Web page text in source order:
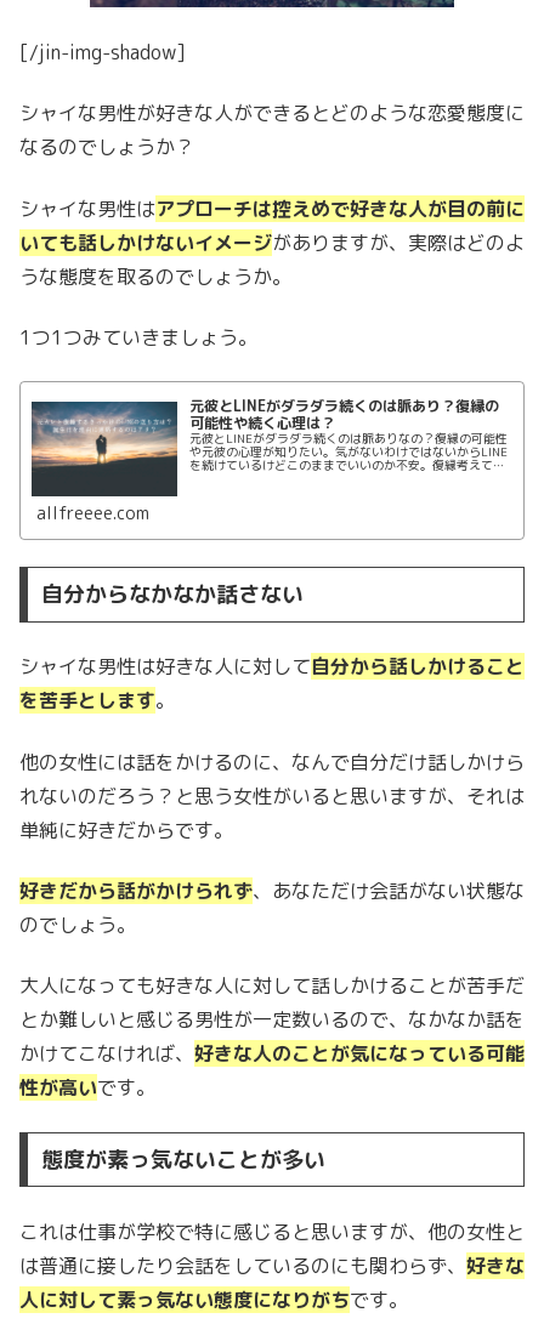
[/jin-img-shadow]
シャイな男性が好きな人ができるとどのような恋愛態度に
なるのでしょうか？
シャイな男性はアプローチは控えめで好きな人が目の前に
いても話しかけないイメージがありますが、実際はどのよ
うな態度を取るのでしょうか。
1つ1つみていきましょう。
元彼とLINEがダラダラ続くのは脈あり？復縁の
可能性や続く心理は？
元彼とLINEがダラダラ続くのは脈ありなの？復縁の可能性
や元彼の心理が知りたい。気がないわけではないからLINE
を続けているけどこのままでいいのか不安。復縁考えてる
allfreeee.com
自分からなかなか話さない
シャイな男性は好きな人に対して自分から話しかけること
を苦手とします。
他の女性には話をかけるのに、なんで自分だけ話しかけら
れないのだろう？と思う女性がいると思いますが、それは
単純に好きだからです。
好きだから話がかけられず、あなただけ会話がない状態な
のでしょう。
大人になっても好きな人に対して話しかけることが苦手だ
とか難しいと感じる男性が一定数いるので、なかなか話を
かけてこなければ、 好きな人のことが気になっている可能
性が高いです。
態度が素っ気ないことが多い
これは仕事が学校で特に感じると思いますが、他の女性と
は普通に接したり会話をしているのにも関わらず、 好きな
人に対して素っ気ない態度になりがちです。